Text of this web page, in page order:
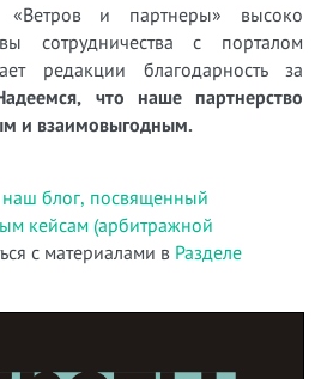
и партнеры» высоко
сотрудничества с порталом
редакции благодарность за
что наше партнерство
и взаимовыгодным.
наш блог, посвященный
кейсам (арбитражной
с материалами в Разделе